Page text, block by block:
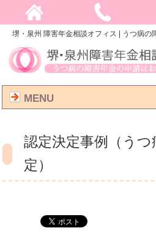
堺・泉州 障害年金相談オフィス | うつ病の
MENU
認定決定事例（う
定）